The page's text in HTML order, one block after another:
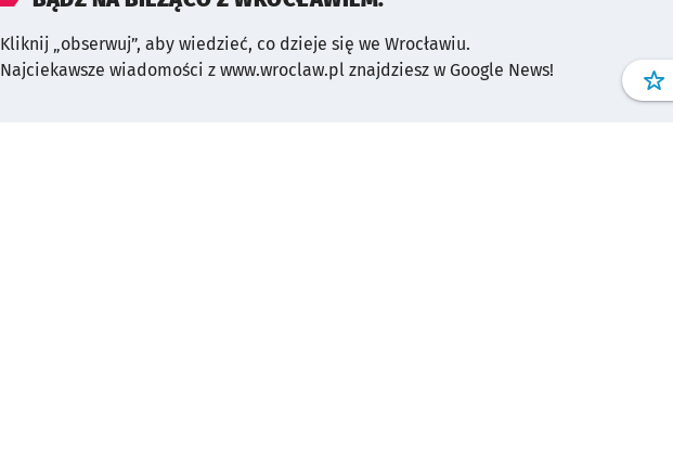
Kliknij „obserwuj”, aby wiedzieć, co dzieje się we Wrocławiu.
Najciekawsze wiadomości z www.wroclaw.pl znajdziesz w Google News!